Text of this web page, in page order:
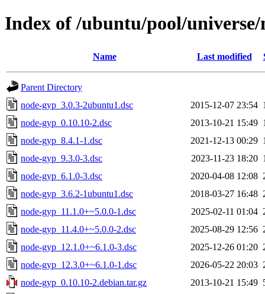
Index of /ubuntu/pool/universe/
Name Last modified
Parent Directory
node-gyp_3.0.3-2ubuntu1.dsc
2015-12-07 23:54
node-gyp_0.10.10-2.dsc
2013-10-21 15:49
node-gyp_8.4.1-1.dsc
2021-12-13 00:29
node-gyp_9.3.0-3.dsc
2023-11-23 18:20
node-gyp_6.1.0-3.dsc
2020-04-08 12:08
node-gyp_3.6.2-1ubuntu1.dsc
2018-03-27 16:48
node-gyp_11.1.0+~5.0.0-1.dsc
2025-02-11 01:04
node-gyp_11.4.0+~5.0.0-2.dsc
2025-08-29 12:56
node-gyp_12.1.0+~6.1.0-3.dsc
2025-12-26 01:20
node-gyp_12.3.0+~6.1.0-1.dsc
2026-05-22 20:03
node-gyp_0.10.10-2.debian.tar.gz
2013-10-21 15:49